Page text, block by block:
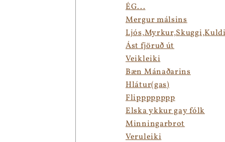
ÉG...
Mergur málsins
Ást fjöruð út
Veikleiki
Bæn Mánaðarins
Hlátur(gas)
Flipppppppp
Elska ykkur gay fólk
Minningarbrot
Veruleiki